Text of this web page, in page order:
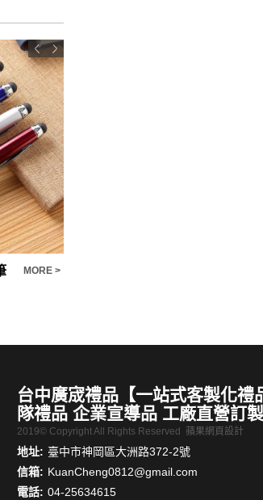
MORE >
台中廣宬禮品【一站式客製化禮
隊禮品 企業宣導品 工廠直營訂
2019© Copyright All Rights Reserved 蘋果網頁設計
地址: 臺中市神岡區大洲路372-2號
信箱: KuanCheng0812@gmail.com
電話: 04-25634615